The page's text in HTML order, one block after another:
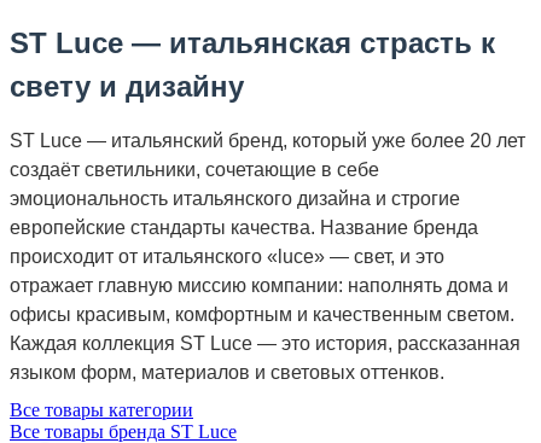
ST Luce — итальянская страсть к
свету и дизайну
ST Luce — итальянский бренд, который уже более 20 лет
создаёт светильники, сочетающие в себе
эмоциональность итальянского дизайна и строгие
европейские стандарты качества. Название бренда
происходит от итальянского «luce» — свет, и это
отражает главную миссию компании: наполнять дома и
офисы красивым, комфортным и качественным светом.
Каждая коллекция ST Luce — это история, рассказанная
языком форм, материалов и световых оттенков.
Все товары категории
Все товары бренда ST Luce